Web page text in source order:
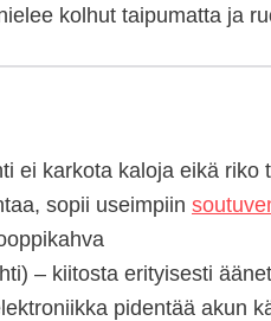
kolhut taipumatta ja
ei karkota kaloja eikä riko
sopii useimpiin
– kiitosta erityisesti
pidentää akun